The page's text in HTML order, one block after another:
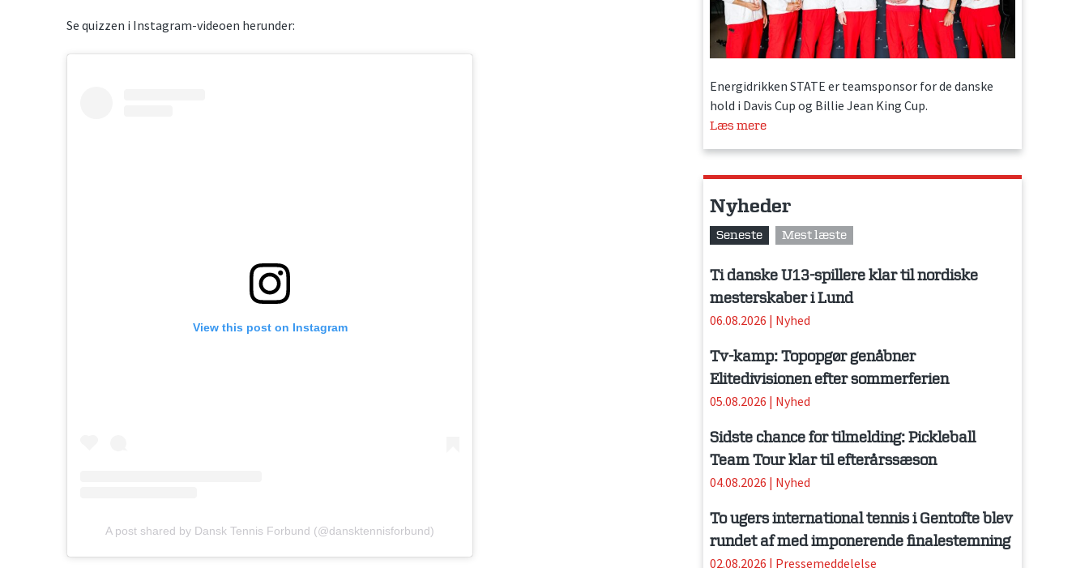
Se quizzen i Instagram-videoen herunder:
View this post on Instagram
A post shared by Dansk Tennis Forbund (@dansktennisforbund)
Energidrikken STATE er teamsponsor for de danske
hold i Davis Cup og Billie Jean King Cup.
Læs mere
Nyheder
Seneste Mest læste
Ti danske U13-spillere klar til nordiske
mesterskaber i Lund
06.08.2026 | Nyhed
Tv-kamp: Topopgør genåbner
Elitedivisionen efter sommerferien
05.08.2026 | Nyhed
Sidste chance for tilmelding: Pickleball
Team Tour klar til efterårssæson
04.08.2026 | Nyhed
To ugers international tennis i Gentofte blev
rundet af med imponerende finalestemning
02.08.2026 | Pressemeddelelse